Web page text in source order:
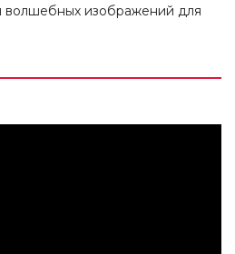
волшебных изображений для